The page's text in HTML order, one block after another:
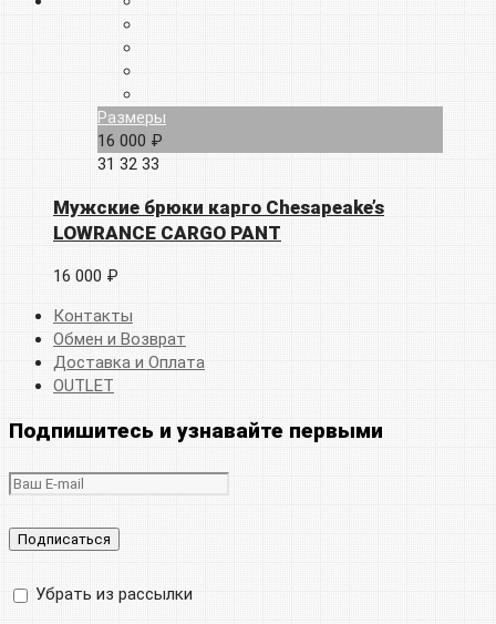
Размеры
16 000 ₽
31 32 33
Мужские брюки карго Chesapeake’s
LOWRANCE CARGO PANT
16 000 ₽
Контакты
Обмен и Возврат
Доставка и Оплата
OUTLET
Подпишитесь и узнавайте первыми
Убрать из рассылки